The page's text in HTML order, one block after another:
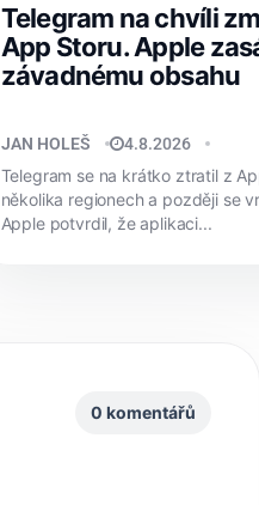
Telegram na chvíli
App Storu. Apple
závadnému obsahu
JAN HOLEŠ 4.8.2026
Telegram se na krátko ztratil z
několika regionech a později se
Apple potvrdil, že aplikaci...
0 komentářů